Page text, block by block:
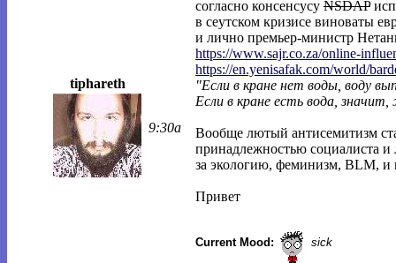
tiphareth
9:30a
согласно консенсусу NSDAP
в сеутском кризисе виноваты
и лично премьер-министр
https://www.sajr.co.za/online-
https://en.yenisafak.com/world/
"Если в кране нет воды, воду
Если в кране есть вода,
Вообще лютый антисемитизм
принадлежностью социалиста и
за экологию, феминизм, BLM, и
Привет
Current Mood: sick